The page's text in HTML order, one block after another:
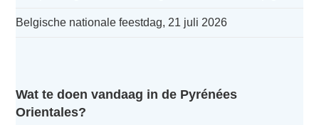
Belgische nationale feestdag, 21 juli 2026
Wat te doen vandaag in de Pyrénées
Orientales?